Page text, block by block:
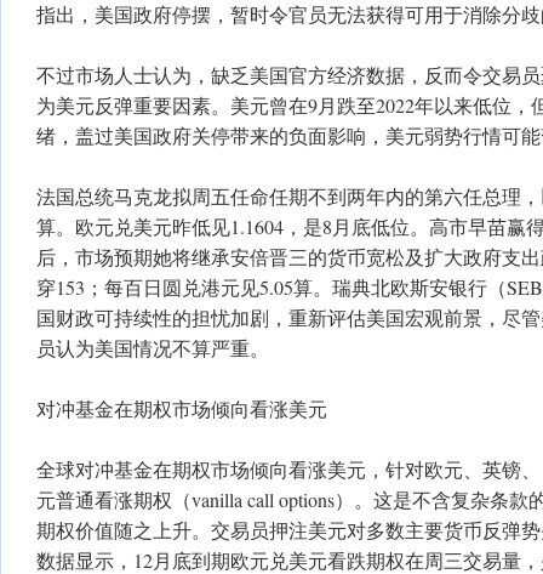
指出，美国政府停摆，暂时令官员无法获得可用于消除分
不过市场人士认为，缺乏美国官方经济数据，反而令交易
为美元反弹重要因素。美元曾在9月跌至2022年以来低位，
绪，盖过美国政府关停带来的负面影响，美元弱势行情可
法国总统马克龙拟周五任命任期不到两年内的第六任总理
算。欧元兑美元昨低见1.1604，是8月底低位。高市早苗赢
后，市场预期她将继承安倍晋三的货币宽松及扩大政府支
穿153；每百日圆兑港元见5.05算。瑞典北欧斯安银行（
国财政可持续性的担忧加剧，重新评估美国宏观前景，尽
员认为美国情况不算严重。
对冲基金在期权市场倾向看涨美元
全球对冲基金在期权市场倾向看涨美元，针对欧元、英镑
元普通看涨期权（vanilla call options）。这是不含复杂条款
期权价值随之上升。交易员押注美元对多数主要货币反弹
数据显示，12月底到期欧元兑美元看跌期权在周三交易量